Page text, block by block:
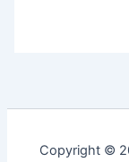
Copyright ©